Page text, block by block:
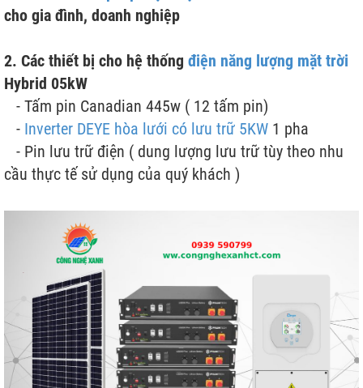
cho gia đình, doanh nghiệp
2. Các thiết bị cho hệ thống điện năng lượng mặt trời
Hybrid 05kW
- Tấm pin Canadian 445w ( 12 tấm pin)
- Inverter DEYE hòa lưới có lưu trữ 5KW 1 pha
- Pin lưu trữ điện ( dung lượng lưu trữ tùy theo nhu
cầu thực tế sử dụng của quý khách )